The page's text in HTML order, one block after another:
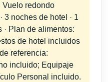
Vuelo redondo
3 noches de hotel · 1
· Plan de alimentos:
de hotel incluidos
referencia:
incluido; Equipaje
Personal incluido.